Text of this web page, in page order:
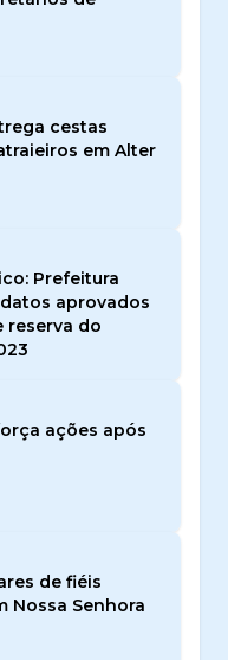
cestas
em Alter
Prefeitura
aprovados
reserva do
ações após
de fiéis
Nossa Senhora